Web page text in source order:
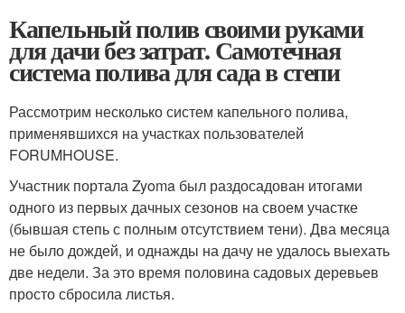
Капельный полив своими руками
для дачи без затрат. Самотечная
система полива для сада в степи
Рассмотрим несколько систем капельного полива,
применявшихся на участках пользователей
FORUMHOUSE.
Участник портала Zyoma был раздосадован итогами
одного из первых дачных сезонов на своем участке
(бывшая степь с полным отсутствием тени). Два месяца
не было дождей, и однажды на дачу не удалось выехать
две недели. За это время половина садовых деревьев
просто сбросила листья.